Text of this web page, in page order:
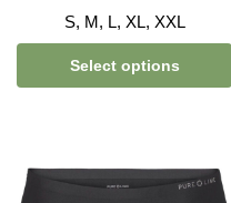
S, M, L, XL, XXL
Select options